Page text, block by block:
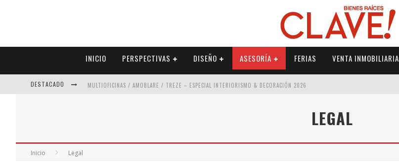
INICIO PERSPECTIVAS DISEÑO ASESORÍA FERIAS VENTA INMOBILIARIA
DESTACADO MULTIOFICINAS / AMOBLARE / TREZE – ESPECIAL INTERIORISMO & DECORACIÓN 2026
LEGAL
Inicio Legal